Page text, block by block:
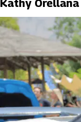
Kathy Orellana